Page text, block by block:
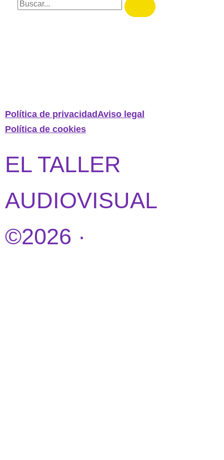
Política de privacidadAviso legal
Política de cookies
EL TALLER
AUDIOVISUAL
©2026 ·